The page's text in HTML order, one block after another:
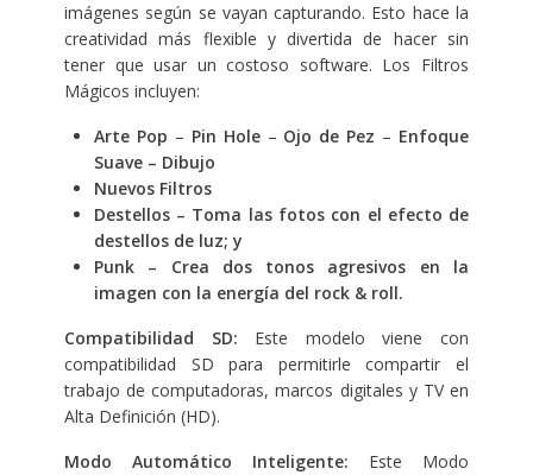
imágenes según se vayan capturando. Esto hace la
creatividad más flexible y divertida de hacer sin
tener que usar un costoso software. Los Filtros
Mágicos incluyen:
Arte Pop – Pin Hole– Ojo de Pez – Enfoque
Suave – Dibujo
Nuevos Filtros
Destellos – Toma las fotos con el efecto de
destellos de luz; y
Punk – Crea dos tonos agresivos en la
imagen con la energía del rock & roll.
Compatibilidad SD: Este modelo viene con
compatibilidad SD para permitirle compartir el
trabajo de computadoras, marcos digitales y TV en
Alta Definición (HD).
Modo
Automático Inteligente: Este Modo